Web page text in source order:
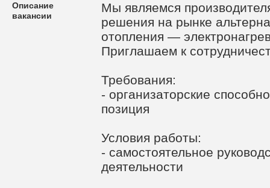
Описание
вакансии
Мы являемся
решения на рынке
отопления —
Приглашаем к
Требования:
- организаторские
позиция
Условия работы:
- самостоятельное
деятельности